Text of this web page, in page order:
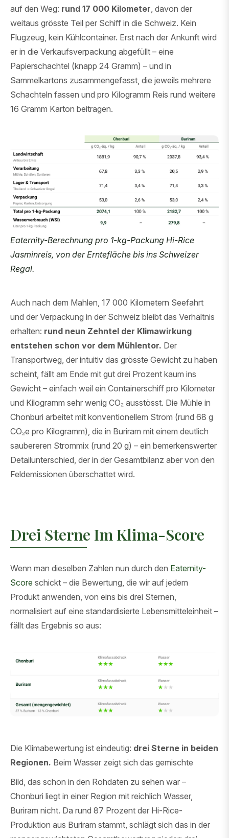
auf den Weg: rund 17 000 Kilometer , davon der
weitaus grösste Teil per Schiff in die Schweiz. Kein
Flugzeug, kein Kühlcontainer. Erst nach der Ankunft wird
er in die Verkaufsverpackung abgefüllt – eine
Papierschachtel (knapp 24 Gramm) – und in
Sammelkartons zusammengefasst, die jeweils mehrere
Schachteln fassen und pro Kilogramm Reis rund weitere
16 Gramm Karton beitragen.
Eaternity-Berechnung pro 1-kg-Packung Hi-Rice
Jasminreis, von der Erntefläche bis ins Schweizer
Regal.
Auch nach dem Mahlen, 17 000 Kilometern Seefahrt
und der Verpackung in der Schweiz bleibt das Verhältnis
erhalten: rund neun Zehntel der Klimawirkung
entstehen schon vor dem Mühlentor. Der
Transportweg, der intuitiv das grösste Gewicht zu haben
scheint, fällt am Ende mit gut drei Prozent kaum ins
Gewicht – einfach weil ein Containerschiff pro Kilometer
und Kilogramm sehr wenig CO₂ ausstösst. Die Mühle in
Chonburi arbeitet mit konventionellem Strom (rund 68 g
CO₂e pro Kilogramm), die in Buriram mit einem deutlich
saubereren Strommix (rund 20 g) – ein bemerkenswerter
Detailunterschied, der in der Gesamtbilanz aber von den
Feldemissionen überschattet wird.
Drei Sterne Im Klima-Score
Wenn man dieselben Zahlen nun durch den Eaternity-
Score schickt – die Bewertung, die wir auf jedem
Produkt anwenden, von eins bis drei Sternen,
normalisiert auf eine standardisierte Lebensmitteleinheit –
fällt das Ergebnis so aus:
Die Klimabewertung ist eindeutig: drei Sterne in beiden
Regionen. Beim Wasser zeigt sich das gemischte
Bild, das schon in den Rohdaten zu sehen war –
Chonburi liegt in einer Region mit reichlich Wasser,
Buriram nicht. Da rund 87 Prozent der Hi-Rice-
Produktion aus Buriram stammt, schlägt sich das in der